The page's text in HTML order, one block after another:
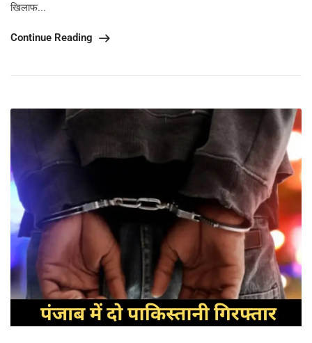
खिलाफ...
Continue Reading